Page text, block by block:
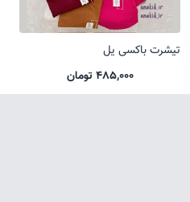
تیشرت باکسی یل
485,000 تومان